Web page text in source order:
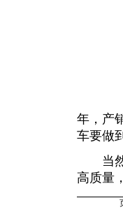
年，产
车要做
当然
高质量